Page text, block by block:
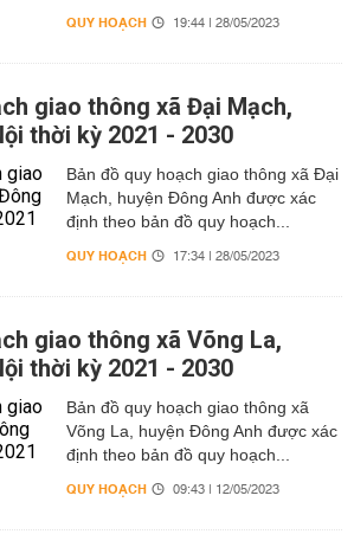
QUY HOẠCH 19:44 | 28/05/2023
giao thông xã Đại Mạch,
thời kỳ 2021 - 2030
Bản đồ quy hoạch giao thông xã Đại
Mạch, huyện Đông Anh được xác
định theo bản đồ quy hoạch...
QUY HOẠCH 17:34 | 28/05/2023
giao thông xã Võng La,
thời kỳ 2021 - 2030
Bản đồ quy hoạch giao thông xã
Võng La, huyện Đông Anh được xác
định theo bản đồ quy hoạch...
QUY HOẠCH 09:43 | 12/05/2023